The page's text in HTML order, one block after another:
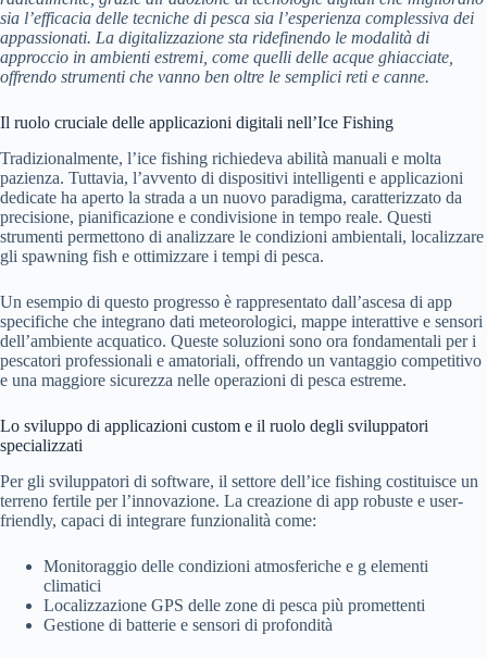
sia l’efficacia delle tecniche di pesca sia l’esperienza complessiva dei
appassionati. La digitalizzazione sta ridefinendo le modalità di
approccio in ambienti estremi, come quelli delle acque ghiacciate,
offrendo strumenti che vanno ben oltre le semplici reti e canne.
Il ruolo cruciale delle applicazioni digitali nell’Ice Fishing
Tradizionalmente, l’ice fishing richiedeva abilità manuali e molta
pazienza. Tuttavia, l’avvento di dispositivi intelligenti e applicazioni
dedicate ha aperto la strada a un nuovo paradigma, caratterizzato da
precisione, pianificazione e condivisione in tempo reale. Questi
strumenti permettono di analizzare le condizioni ambientali, localizzare
gli spawning fish e ottimizzare i tempi di pesca.
Un esempio di questo progresso è rappresentato dall’ascesa di app
specifiche che integrano dati meteorologici, mappe interattive e sensori
dell’ambiente acquatico. Queste soluzioni sono ora fondamentali per i
pescatori professionali e amatoriali, offrendo un vantaggio competitivo
e una maggiore sicurezza nelle operazioni di pesca estreme.
Lo sviluppo di applicazioni custom e il ruolo degli sviluppatori
specializzati
Per gli sviluppatori di software, il settore dell’ice fishing costituisce un
terreno fertile per l’innovazione. La creazione di app robuste e user-
friendly, capaci di integrare funzionalità come:
Monitoraggio delle condizioni atmosferiche e g elementi
climatici
Localizzazione GPS delle zone di pesca più promettenti
Gestione di batterie e sensori di profondità